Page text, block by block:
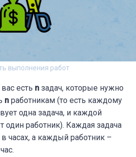
выполнения работ
есть n задач, которые нужно
n работникам (то есть каждому
одна задача, и каждой
один работник). Каждая задача
часах, а каждый работник –